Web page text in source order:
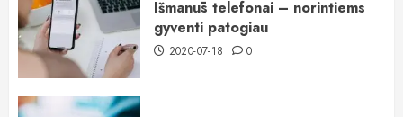
Išmanūs telefonai – norintiems
gyventi patogiau
2020-07-18 0